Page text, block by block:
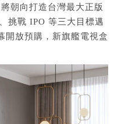
朝向打造台灣最大正版
挑戰 IPO 等三大目標邁
開放預購，新旗艦電視盒